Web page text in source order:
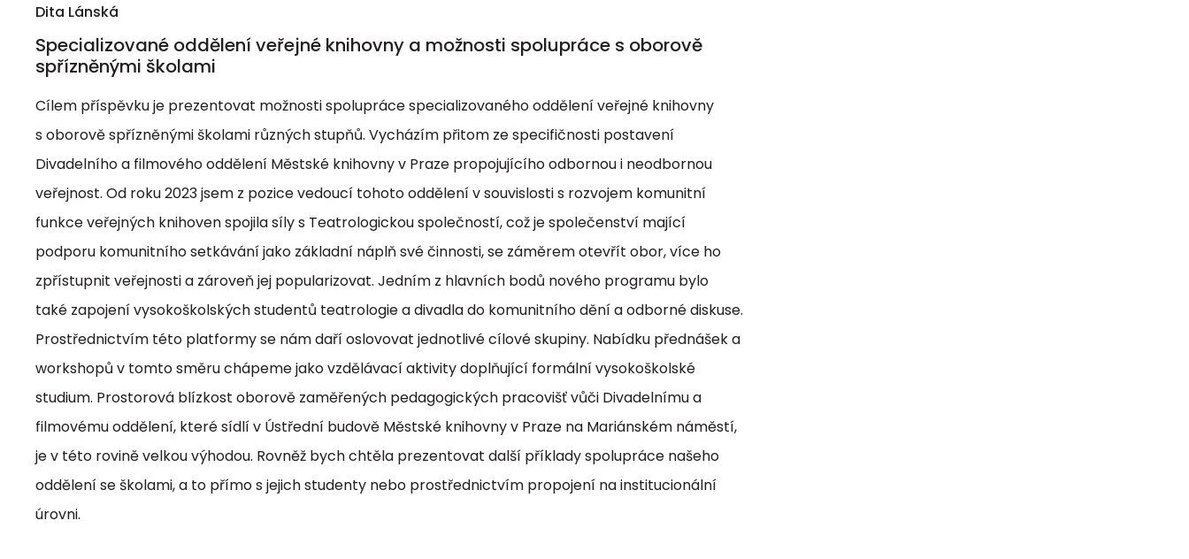
Dita Lánská
Specializované oddělení veřejné knihovny a možnosti spolupráce s oborově
spřízněnými školami
Cílem příspěvku je prezentovat možnosti spolupráce specializovaného oddělení veřejné knihovny
s oborově spřízněnými školami různých stupňů. Vycházím přitom ze specifičnosti postavení
Divadelního a filmového oddělení Městské knihovny v Praze propojujícího odbornou i neodbornou
veřejnost. Od roku 2023 jsem z pozice vedoucí tohoto oddělení v souvislosti s rozvojem komunitní
funkce veřejných knihoven spojila síly s Teatrologickou společností, což je společenství mající
podporu komunitního setkávání jako základní náplň své činnosti, se záměrem otevřít obor, více ho
zpřístupnit veřejnosti a zároveň jej popularizovat. Jedním z hlavních bodů nového programu bylo
také zapojení vysokoškolských studentů teatrologie a divadla do komunitního dění a odborné diskuse.
Prostřednictvím této platformy se nám daří oslovovat jednotlivé cílové skupiny. Nabídku přednášek a
workshopů v tomto směru chápeme jako vzdělávací aktivity doplňující formální vysokoškolské
studium. Prostorová blízkost oborově zaměřených pedagogických pracovišť vůči Divadelnímu a
filmovému oddělení, které sídlí v Ústřední budově Městské knihovny v Praze na Mariánském náměstí,
je v této rovině velkou výhodou. Rovněž bych chtěla prezentovat další příklady spolupráce našeho
oddělení se školami, a to přímo s jejich studenty nebo prostřednictvím propojení na institucionální
úrovni.